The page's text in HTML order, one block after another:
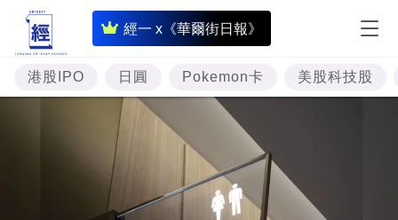
經一 x《華爾街日報》
即
時
財
經
專
題
投
資
港股IPO 日圓 Pokemon卡 美股科技股